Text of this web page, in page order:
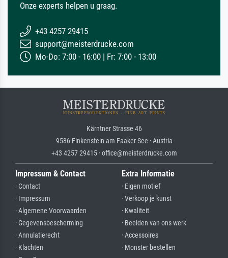
Onze experts helpen u graag.
+43 4257 29415
support@meisterdrucke.com
Mo-Do: 7:00 - 16:00 | Fr: 7:00 - 13:00
Kärntner Strasse 46
9586 Finkenstein am Faaker See · Austria
+43 4257 29415 · office@meisterdrucke.com
Impressum & Contact
· Contact
· Impressum
· Algemene Voorwaarden
· Gegevensbescherming
· Annulatierecht
· Klachten
Extra Informatie
· Eigen motief
· Verkoop je kunst
· Kwaliteit
· Beelden van ons werk
· Accessoires
· Monster bestellen